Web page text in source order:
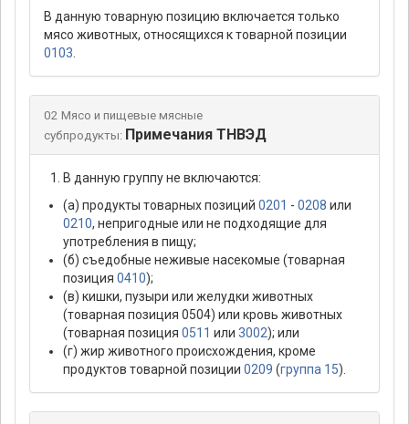
В данную товарную позицию включается только
мясо животных, относящихся к товарной позиции
0103
02 Мясо и пищевые мясные
субпродукты: Примечания ТНВЭД
В данную группу не включаются:
(а) продукты товарных позиций 0201 - 0208 или
0210, непригодные или не подходящие для
употребления в пищу;
(б) съедобные неживые насекомые (товарная
позиция 0410);
(в) кишки, пузыри или желудки животных
(товарная позиция 0504) или кровь животных
(товарная позиция 0511 или 3002); или
(г) жир животного происхождения, кроме
продуктов товарной позиции 0209 (группа 15).